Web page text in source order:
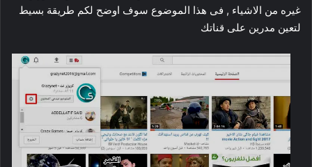
غيره من الاشياء , فى هذا الموضوع سوف اوضح لكم طريقة بسيط
لتعين مدرين على قناتك